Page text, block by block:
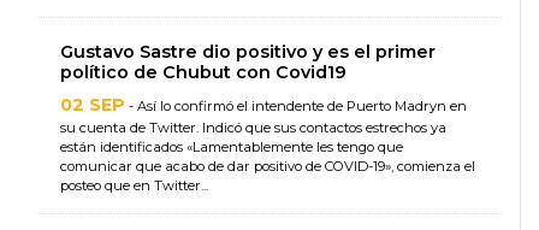
Gustavo Sastre dio positivo y es el primer
político de Chubut con Covid19
02 SEP - Así lo confirmó el intendente de Puerto Madryn en
su cuenta de Twitter. Indicó que sus contactos estrechos ya
están identificados «Lamentablemente les tengo que
comunicar que acabo de dar positivo de COVID-19», comienza el
posteo que en Twitter...